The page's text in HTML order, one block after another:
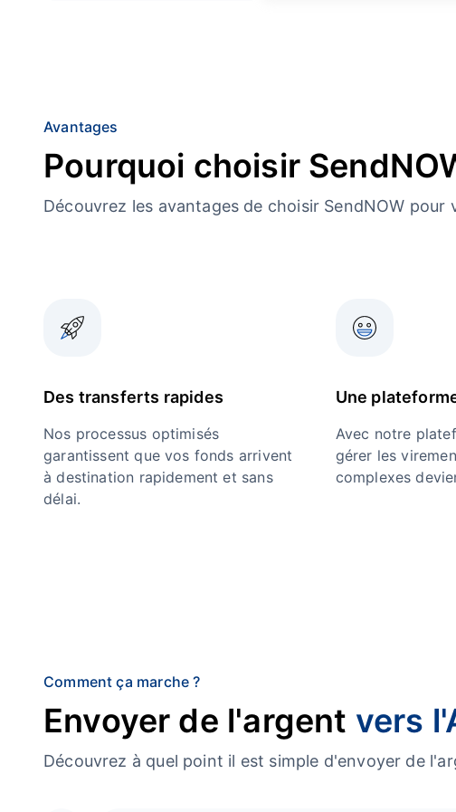
Avantages
Pourquoi choisir
Découvrez les avantages de choisir SendNOW
Des transferts rapides
Nos processus optimisés
garantissent que vos fonds arrivent
à destination rapidement et sans
délai.
Une
Avec notre
gérer les
complexes
Comment ça marche ?
Envoyer de l'argent vers
Découvrez à quel point il est simple d'envoyer de